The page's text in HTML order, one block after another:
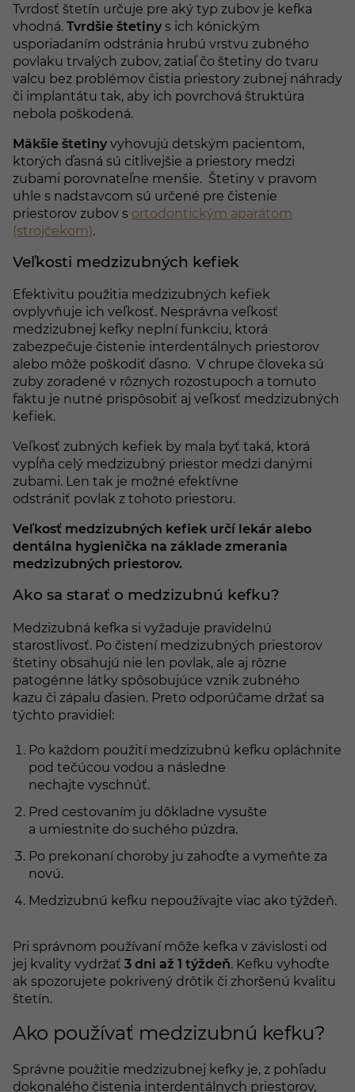
Tvrdosť štetín určuje pre aký typ zubov je kefka
vhodná. Tvrdšie štetiny s ich kónickým
usporiadaním odstránia hrubú vrstvu zubného
povlaku trvalých zubov, zatiaľ čo štetiny do tvaru
valcu bez problémov čistia priestory zubnej náhrady
či implantátu tak, aby ich povrchová štruktúra
nebola poškodená.
Mäkšie štetiny vyhovujú detským pacientom,
ktorých ďasná sú citlivejšie a priestory medzi
zubami porovnateľne menšie. Štetiny v pravom
uhle s nadstavcom sú určené pre čistenie
priestorov zubov s ortodontickým aparátom
(strojčekom).
Veľkosti medzizubných kefiek
Efektivitu použitia medzizubných kefiek
ovplyvňuje ich veľkosť. Nesprávna veľkosť
medzizubnej kefky neplní funkciu, ktorá
zabezpečuje čistenie interdentálnych priestorov
alebo môže poškodiť ďasno. V chrupe človeka sú
zuby zoradené v rôznych rozostupoch a tomuto
faktu je nutné prispôsobiť aj veľkosť medzizubných
kefiek.
Veľkosť zubných kefiek by mala byť taká, ktorá
vypĺňa celý medzizubný priestor medzi danými
zubami. Len tak je možné efektívne
odstrániť povlak z tohoto priestoru.
Veľkosť medzizubných kefiek určí lekár alebo
dentálna hygienička na základe zmerania
medzizubných priestorov.
Ako sa starať o medzizubnú kefku?
Medzizubná kefka si vyžaduje pravidelnú
starostlivosť. Po čistení medzizubných priestorov
štetiny obsahujú nie len povlak, ale aj rôzne
patogénne látky spôsobujúce vznik zubného
kazu či zápalu ďasien. Preto odporúčame držať sa
týchto pravidiel:
Po každom použití medzizubnú kefku opláchnite
pod tečúcou vodou a následne
nechajte vyschnúť.
Pred cestovaním ju dôkladne vysušte
a umiestnite do suchého púzdra.
Po prekonaní choroby ju zahoďte a vymeňte za
novú.
Medzizubnú kefku nepoužívajte viac ako týždeň.
Pri správnom používaní môže kefka v závislosti od
jej kvality vydržať 3 dni až 1 týždeň. Kefku vyhoďte
ak spozorujete pokrivený drôtik či zhoršenú kvalitu
štetín.
Ako používať medzizubnú kefku?
Správne použitie medzizubnej kefky je, z pohľadu
dokonalého čistenia interdentálnych priestorov,